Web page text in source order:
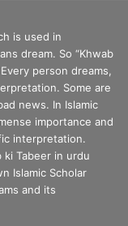
is used in
dream. So “Khwab
person dreams,
Some are
news. In Islamic
importance and
interpretation.
ki Tabeer in urdu
Islamic Scholar
and its